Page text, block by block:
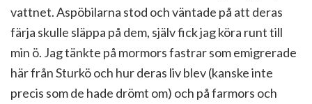
vattnet. Aspöbilarna stod och väntade på att deras
färja skulle släppa på dem, själv fick jag köra runt till
min ö. Jag tänkte på mormors fastrar som emigrerade
här från Sturkö och hur deras liv blev (kanske inte
precis som de hade drömt om) och på farmors och